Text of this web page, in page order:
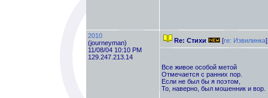
2010
(journeyman)
11/08/04 10:10 PM
129.247.213.14
Re: Стихи [re: Извилинка]
Все живое особой метой
Отмечается с ранних пор.
Если не был бы я поэтом,
То, наверно, был мошенник и вор.